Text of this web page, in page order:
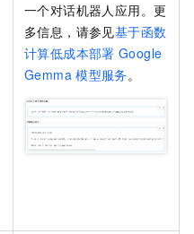
一个对话机器人应用。更
多信息，请参见基于函数
计算低成本部署 Google
Gemma 模型服务。